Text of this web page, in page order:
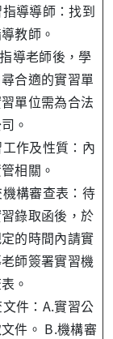
導導師：找到
教師。
導老師後，學
合適的實習單
單位需為合法
。
作及性質：內
相關。
構審查表：待
錄取函後，於
的時間內請實
師簽署實習機
。
件：A.實習公
件。 B.機構審